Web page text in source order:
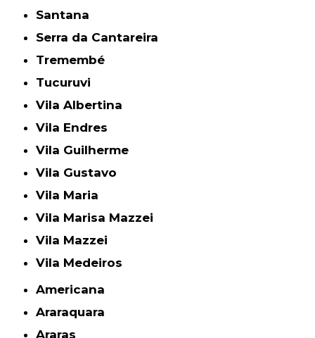
Santana
Serra da Cantareira
Tremembé
Tucuruvi
Vila Albertina
Vila Endres
Vila Guilherme
Vila Gustavo
Vila Maria
Vila Marisa Mazzei
Vila Mazzei
Vila Medeiros
Americana
Araraquara
Araras